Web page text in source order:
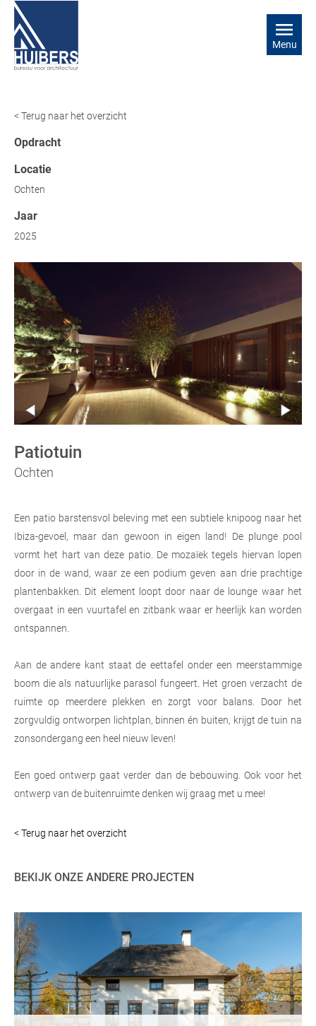
Menu
< Terug naar het overzicht
Opdracht
Locatie
Ochten
Jaar
2025
Patiotuin
Ochten
Een patio barstensvol beleving met een subtiele knipoog naar het
Ibiza-gevoel, maar dan gewoon in eigen land! De plunge pool
vormt het hart van deze patio. De mozaïek tegels hiervan lopen
door in de wand, waar ze een podium geven aan drie prachtige
plantenbakken. Dit element loopt door naar de lounge waar het
overgaat in een vuurtafel en zitbank waar er heerlijk kan worden
ontspannen.
Aan de andere kant staat de eettafel onder een meerstammige
boom die als natuurlijke parasol fungeert. Het groen verzacht de
ruimte op meerdere plekken en zorgt voor balans. Door het
zorgvuldig ontworpen lichtplan, binnen én buiten, krijgt de tuin na
zonsondergang een heel nieuw leven!
Een goed ontwerp gaat verder dan de bebouwing. Ook voor het
ontwerp van de buitenruimte denken wij graag met u mee!
< Terug naar het overzicht
BEKIJK ONZE ANDERE PROJECTEN